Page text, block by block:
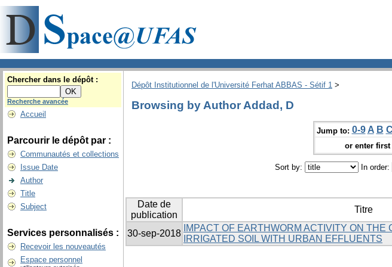
Chercher dans le dépôt :
Recherche avancée
Accueil
Parcourir le dépôt par :
Communautés et collections
Issue Date
Author
Title
Subject
Services personnalisés :
Recevoir les nouveautés
Espace personnel
Dépôt Institutionnel de l'Université Ferhat ABBAS - Sétif 1 >
Browsing by Author Addad, D
Jump to: 0-9 A B C
or enter first
Sort by: In order:
Date de
publication
Titre
30-sep-2018
IMPACT OF EARTHWORM ACTIVITY ON THE
IRRIGATED SOIL WITH URBAN EFFLUENTS